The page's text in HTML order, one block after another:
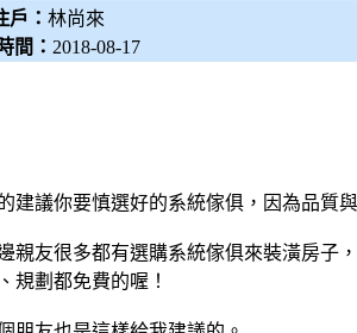
戶： 林尚來
間： 2018-08-17
建議你要慎選好的系統傢俱，因為品質
親友很多都有選購系統傢俱來裝潢房子
規劃都免費的喔！